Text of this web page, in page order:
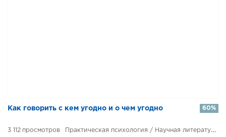
Как говорить с кем угодно и о чем угодно
3 112 Практическая психология / Научная литература / Психология
60%